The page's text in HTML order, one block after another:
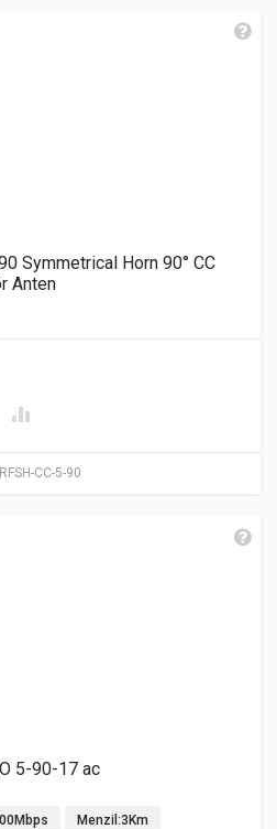
CC-5-90
Symmetrical Horn 90° CC
Anten
5-90-17 ac
Menzil:3Km